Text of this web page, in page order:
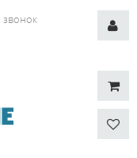
звонок